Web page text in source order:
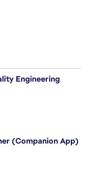
Engineering
(Companion App)